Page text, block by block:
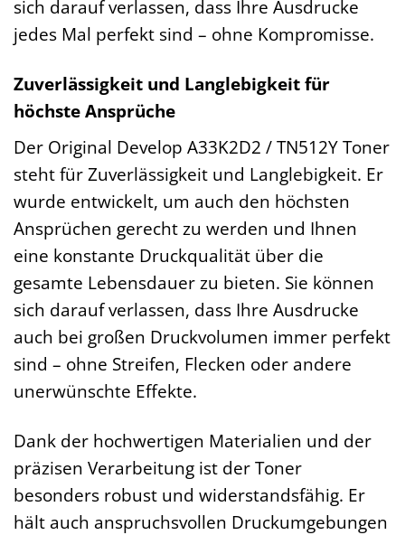
sich darauf verlassen, dass Ihre Ausdrucke
jedes Mal perfekt sind – ohne Kompromisse.
Zuverlässigkeit und Langlebigkeit für
höchste Ansprüche
Der Original Develop A33K2D2 / TN512Y Toner
steht für Zuverlässigkeit und Langlebigkeit. Er
wurde entwickelt, um auch den höchsten
Ansprüchen gerecht zu werden und Ihnen
eine konstante Druckqualität über die
gesamte Lebensdauer zu bieten. Sie können
sich darauf verlassen, dass Ihre Ausdrucke
auch bei großen Druckvolumen immer perfekt
sind – ohne Streifen, Flecken oder andere
unerwünschte Effekte.
Dank der hochwertigen Materialien und der
präzisen Verarbeitung ist der Toner
besonders robust und widerstandsfähig. Er
hält auch anspruchsvollen Druckumgebungen